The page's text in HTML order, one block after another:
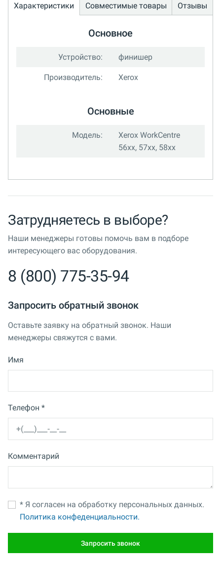
Характеристики Совместимые товары Отзывы
Основное
Устройство: финишер
Производитель: Xerox
Основные
Модель:
Xerox WorkCentre
56xx, 57xx, 58xx
Затрудняетесь в выборе?
Наши менеджеры готовы помочь вам в подборе
интересующего вас оборудования.
8 (800) 775-35-94
Запросить обратный звонок
Оставьте заявку на обратный звонок. Наши
менеджеры свяжутся с вами.
Имя
Телефон *
Комментарий
* Я согласен на обработку персональных данных.
Политика конфеденциальности.
Запросить звонок